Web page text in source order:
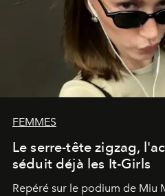
FEMMES
Le serre-tête zigzag,
séduit déjà les It-Girls
Repéré sur le podium de Miu